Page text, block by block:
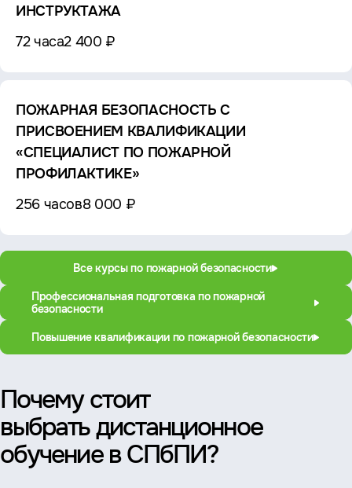
ИНСТРУКТАЖА
72 часа2 400 ₽
ПОЖАРНАЯ БЕЗОПАСНОСТЬ С
ПРИСВОЕНИЕМ КВАЛИФИКАЦИИ
«СПЕЦИАЛИСТ ПО ПОЖАРНОЙ
ПРОФИЛАКТИКЕ»
256 часов8 000 ₽
Все курсы по пожарной безопасности
Профессиональная подготовка по пожарной
безопасности
Повышение квалификации по пожарной безопасности
Почему стоит
выбрать дистанционное
обучение в СПбПИ?